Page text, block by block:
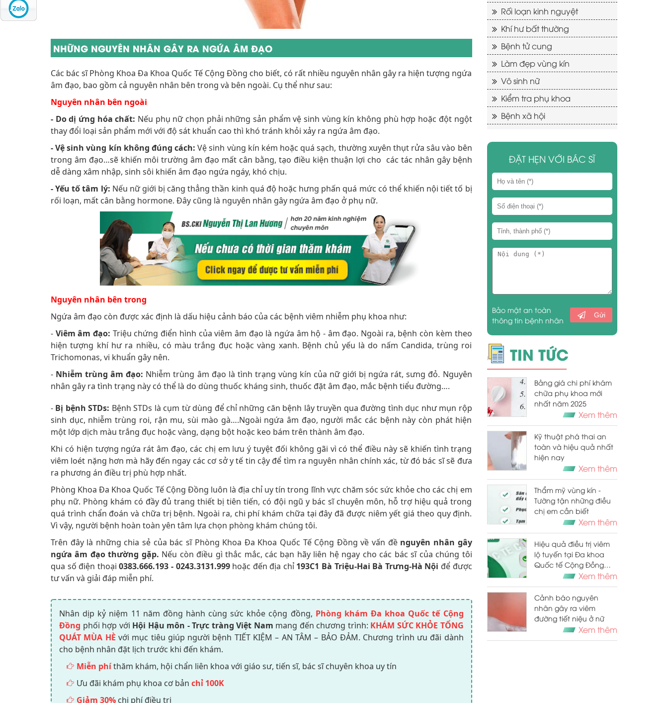
NHỮNG NGUYÊN NHÂN GÂY RA NGỨA ÂM ĐẠO
Các bác sĩ Phòng Khoa Đa Khoa Quốc Tế Cộng Đồng cho biết, có rất nhiều nguyên nhân gây ra hiện tượng ngứa
âm đạo, bao gồm cả nguyên nhân bên trong và bên ngoài. Cụ thể như sau:
Nguyên nhân bên ngoài
- Do dị ứng hóa chất: Nếu phụ nữ chọn phải những sản phẩm vệ sinh vùng kín không phù hợp hoặc đột ngột
thay đổi loại sản phẩm mới với độ sát khuẩn cao thì khó tránh khỏi xảy ra ngứa âm đạo.
- Vệ sinh vùng kín không đúng cách:Vệ sinh vùng kín kém hoặc quá sạch, thường xuyên thụt rửa sâu vào bên
trong âm đạo…sẽ khiến môi trường âm đạo mất cân bằng, tạo điều kiện thuận lợi cho các tác nhân gây bệnh
dễ dàng xâm nhập, sinh sôi khiến âm đạo ngứa ngáy, khó chịu.
- Yếu tố tâm lý: Nếu nữ giới bị căng thẳng thần kinh quá độ hoặc hưng phấn quá mức có thể khiến nội tiết tố bị
rối loạn, mất cân bằng hormone. Đây cũng là nguyên nhân gây ngứa âm đạo ở phụ nữ.
Nguyên nhân bên trong
Ngứa âm đạo còn được xác định là dấu hiệu cảnh báo của các bệnh viêm nhiễm phụ khoa như:
- Viêm âm đạo: Triệu chứng điển hình của viêm âm đạo là ngứa âm hộ - âm đạo. Ngoài ra, bệnh còn kèm theo
hiện tượng khí hư ra nhiều, có màu trắng đục hoặc vàng xanh. Bệnh chủ yếu là do nấm Candida, trùng roi
Trichomonas, vi khuẩn gây nên.
- Nhiễm trùng âm đạo: Nhiễm trùng âm đạo là tình trạng vùng kín của nữ giới bị ngứa rát, sưng đỏ. Nguyên
nhân gây ra tình trạng này có thể là do dùng thuốc kháng sinh, thuốc đặt âm đạo, mắc bệnh tiểu đường….
- ​​​​Bị bệnh STDs: Bệnh STDs là cụm từ dùng để chỉ những căn bệnh lây truyền qua đường tình dục như mụn rộp
sinh dục, nhiễm trùng roi, rận mu, sùi mào gà….Ngoài ngứa âm đạo, người mắc các bệnh này còn phát hiện
một lớp dịch màu trắng đục hoặc vàng, dạng bột hoặc keo bám trên thành âm đạo.
Khi có hiện tượng ngứa rát âm đạo, các chị em lưu ý tuyệt đối không gãi vì có thể điều này sẽ khiến tình trạng
viêm loét nặng hơn mà hãy đến ngay các cơ sở y tế tin cậy để tìm ra nguyên nhân chính xác, từ đó bác sĩ sẽ đưa
ra phương án điều trị phù hợp nhất.
Phòng Khoa Đa Khoa Quốc Tế Cộng Đồng luôn là địa chỉ uy tín trong lĩnh vực chăm sóc sức khỏe cho các chị em
phụ nữ. Phòng khám có đầy đủ trang thiết bị tiên tiến, có đội ngũ y bác sĩ chuyên môn, hỗ trợ hiệu quả trong
quá trình chẩn đoán và chữa trị bệnh. Ngoài ra, chi phí khám chữa tại đây đã được niêm yết giá theo quy định.
Vì vậy, người bệnh hoàn toàn yên tâm lựa chọn phòng khám chúng tôi.
Trên đây là những chia sẻ của bác sĩ Phòng Khoa Đa Khoa Quốc Tế Cộng Đồng về vấn đề nguyên nhân gây
ngứa âm đạo thường gặp. Nếu còn điều gì thắc mắc, các bạn hãy liên hệ ngay cho các bác sĩ của chúng tôi
qua số điện thoại0383.666.193 - 0243.3131.999 hoặc đến địa chỉ 193C1 Bà Triệu-Hai Bà Trưng-Hà Nội để được
tư vấn và giải đáp miễn phí.
Nhân dịp kỷ niệm 11 năm đồng hành cùng sức khỏe cộng đồng, Phòng khám Đa khoa Quốc tế Cộng
Đồng phối hợp với Hội Hậu môn - Trực tràng Việt Nam mang đến chương trình: KHÁM SỨC KHỎE TỔNG
QUÁT MÙA HÈ với mục tiêu giúp người bệnh TIẾT KIỆM – AN TÂM – BẢO ĐẢM. Chương trình ưu đãi dành
cho bệnh nhân đặt lịch trước khi đến khám.
Miễn phíthăm khám, hội chẩn liên khoa với giáo sư, tiến sĩ, bác sĩ chuyên khoa uy tín
Ưu đãi khám phụ khoa cơ bản chỉ 100K
Giảm 30% chi phí điều trị
Rối loạn kinh nguyệt
Khí hư bất thường
Bệnh tử cung
Làm đẹp vùng kín
Vô sinh nữ
Kiểm tra phụ khoa
Bệnh xã hội
ĐẶT HẸN VỚI BÁC SĨ
Bảo mật an toàn
thông tin bệnh nhân
Gửi
TIN TỨC
Bảng giá chi phí khám
chữa phụ khoa mới
nhất năm 2025
Xem thêm
Kỹ thuật phá thai an
toàn và hiệu quả nhất
hiện nay
Xem thêm
Thẩm mỹ vùng kín -
Tường tận những điều
chị em cần biết
Xem thêm
Hiệu quả điều trị viêm
lộ tuyến tại Đa khoa
Quốc tế Cộng Đồng
“đã được chứng minh”
Xem thêm
Cảnh báo nguyên
nhân gây ra viêm
đường tiết niệu ở nữ
Xem thêm